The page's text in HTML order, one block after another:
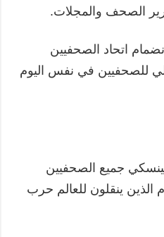
الصحف والمجلات.
ذكرى انضمام اتحاد الصحفيين
للصحفيين في نفس اليوم
جميع الصحفيين
الذين ينقلون للعالم حرب